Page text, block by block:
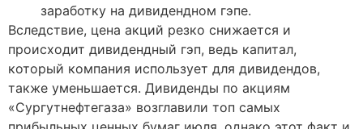
заработку на дивидендном гэпе.
Вследствие, цена акций резко снижается и
происходит дивидендный гэп, ведь капитал,
который компания использует для дивидендов,
также уменьшается. Дивиденды по акциям
«Сургутнефтегаза» возглавили топ самых